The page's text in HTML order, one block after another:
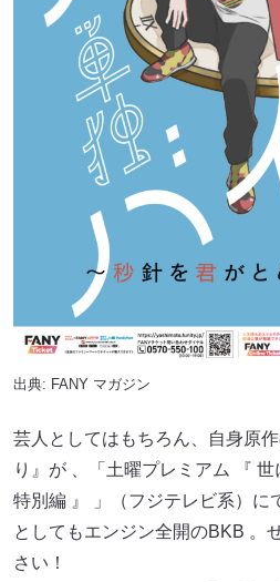
出典: FANY マガジン
芸人としてはもちろん、自身原
り』が 、「土曜プレミアム 『
特別編 』 」（フジテレビ系）に
としてもエンジン全開のBKB 。
さい！